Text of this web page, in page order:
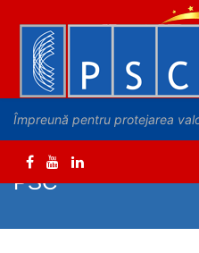
Împreună pentru protejarea
PSC